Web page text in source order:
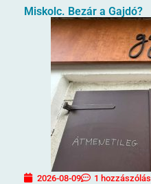
Miskolc. Bezár a Gajdó?
2026-08-09 1 hozzászólás